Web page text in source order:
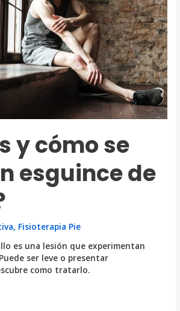
y cómo se
esguince de
, Fisioterapia Pie
es una lesión que experimentan
ser leve o presentar
como tratarlo.